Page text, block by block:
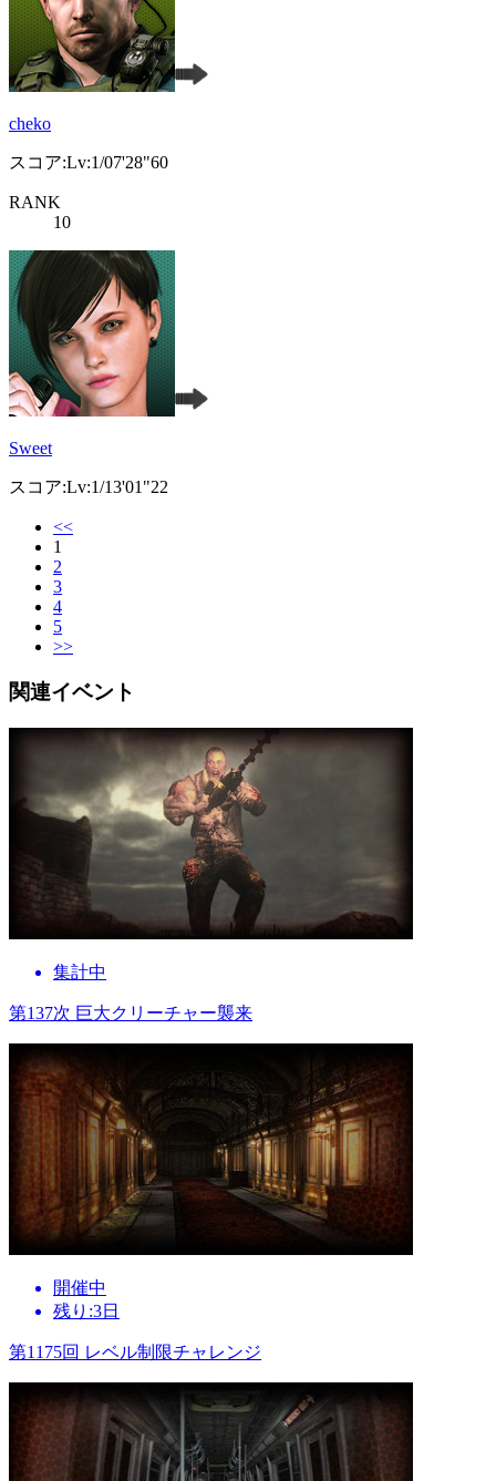
cheko
スコア:Lv:1/07'28"60
RANK
10
Sweet
スコア:Lv:1/13'01"22
<<
1
2
3
4
5
>>
関連イベント
集計中
第137次 巨大クリーチャー襲来
開催中
残り:3日
第1175回 レベル制限チャレンジ